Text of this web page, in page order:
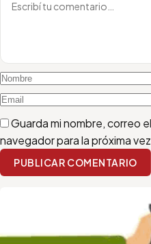
Guarda mi nombre, correo
navegador para la próxima
PUBLICAR COMENTARIO